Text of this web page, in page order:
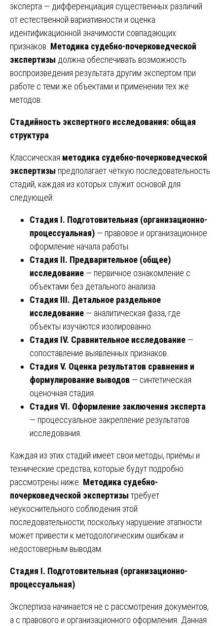
эксперта — дифференциация существенных различий
от естественной вариативности и оценка
идентификационной значимости совпадающих
признаков. Методика судебно-почерковедческой
экспертизы должна обеспечивать возможность
воспроизведения результата другим экспертом при
работе с теми же объектами и применении тех же
методов.
Стадийность экспертного исследования: общая
структура
Классическая методика судебно-почерковедческой
экспертизы предполагает чёткую последовательность
стадий, каждая из которых служит основой для
следующей:
Стадия I. Подготовительная (организационно-
процессуальная) — правовое и организационное
оформление начала работы.
Стадия II. Предварительное (общее)
исследование — первичное ознакомление с
объектами без детального анализа.
Стадия III. Детальное раздельное
исследование — аналитическая фаза, где
объекты изучаются изолированно.
Стадия IV. Сравнительное исследование —
сопоставление выявленных признаков.
Стадия V. Оценка результатов сравнения и
формулирование выводов — синтетическая
оценочная стадия.
Стадия VI. Оформление заключения эксперта
— процессуальное закрепление результатов
исследования.
Каждая из этих стадий имеет свои методы, приёмы и
технические средства, которые будут подробно
рассмотрены ниже. Методика судебно-
почерковедческой экспертизы требует
неукоснительного соблюдения этой
последовательности, поскольку нарушение этапности
может привести к методологическим ошибкам и
недостоверным выводам.
Стадия I. Подготовительная (организационно-
процессуальная)
Экспертиза начинается не с рассмотрения документов,
а с правового и организационного оформления. Данная